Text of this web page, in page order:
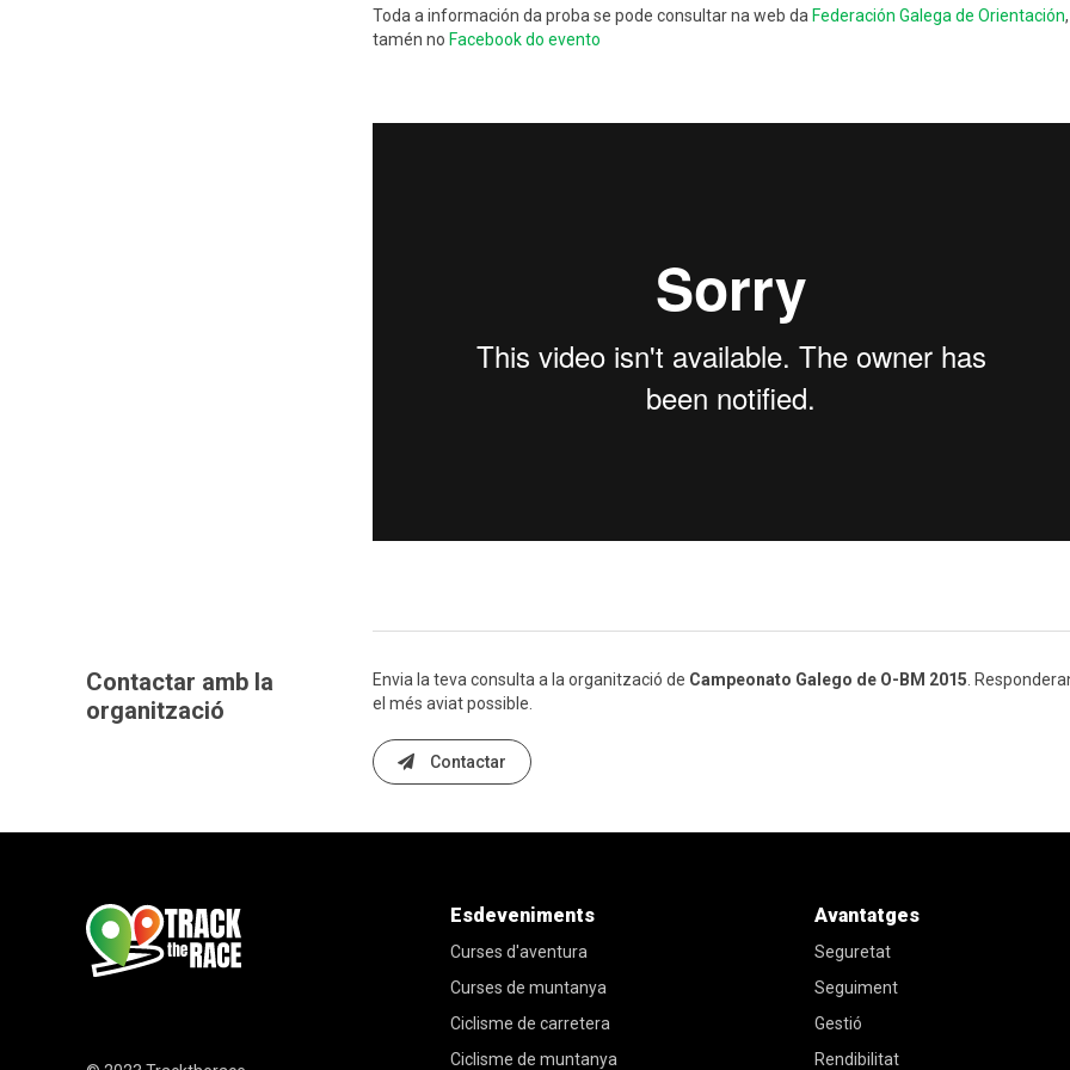
Toda a información da proba se pode consultar na web da Federación Galega de Orientación
tamén no Facebook do evento
Contactar amb la
organització
Envia la teva consulta a la organització de Campeonato Galego de O-BM 2015 .
el més aviat possible.
Contactar
Esdeveniments
Curses d'aventura
Curses de muntanya
Ciclisme de carretera
Ciclisme de muntanya
Avantatges
Seguretat
Seguiment
Gestió
Rendibilitat